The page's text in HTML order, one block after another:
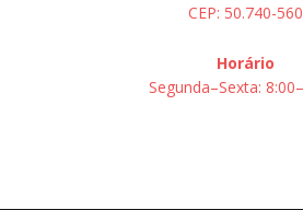
CEP: 50.740-560
Horário
Segunda–Sexta: